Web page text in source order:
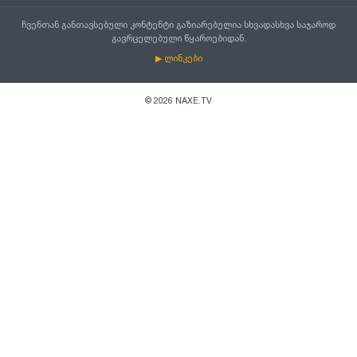
ჩვენთან განთავსებული კონტენტი გაზიარებულია სხვადასხვა საჯაროდ
გავრცელებული წყაროებიდან.
▶ ლინკები
© 2026 NAXE.TV